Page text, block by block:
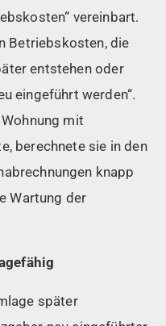
vereinbart.
Betriebskosten, die
entstehen oder
eingeführt werden“.
mit
berechnete sie in den
knapp
Wartung der
später